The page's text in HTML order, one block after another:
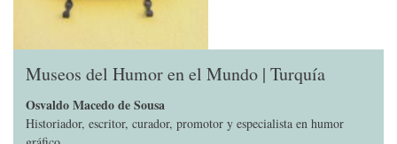
Museos del Humor en el Mundo | Turquía
Osvaldo Macedo de Sousa
Historiador, escritor, curador, promotor y especialista en humor